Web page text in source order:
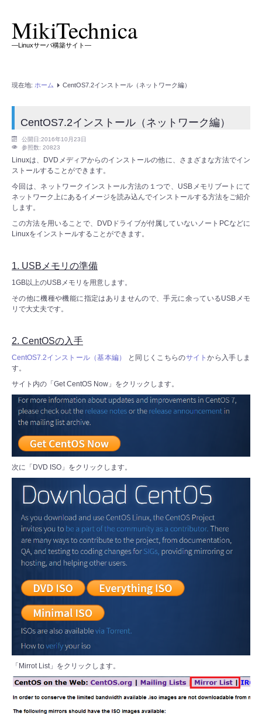
MikiTechnica
―Linuxサーバ構築サイト―
現在地: ホーム CentOS7.2インストール（ネットワーク編）
CentOS7.2インストール（ネットワーク編）
公開日:2016年10月23日
参照数: 20823
Linuxは、DVDメディアからのインストールの他に、さまざまな方法でイン
ストールすることができます。
今回は、ネットワークインストール方法の１つで、USBメモリブートにて
ネットワーク上にあるイメージを読み込んでインストールする方法をご紹介
します。
この方法を用いることで、DVDドライブが付属していないノートPCなどに
Linuxをインストールすることができます。
1. USBメモリの準備
1GB以上のUSBメモリを用意します。
その他に機種や機能に指定はありませんので、手元に余っているUSBメモ
リで大丈夫です。
2. CentOSの入手
CentOS7.2インストール（基本編） と同じくこちらのサイトから入手しま
す。
サイト内の「Get CentOS Now」をクリックします。
次に「DVD ISO」をクリックします。
「Mirrot List」をクリックします。